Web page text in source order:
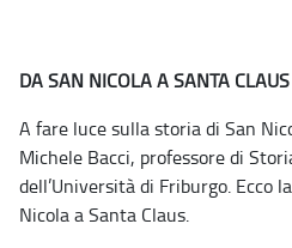
DA SAN NICOLA A SANTA CLAUS
A fare luce sulla storia di San
Michele Bacci, professore di
dell’Università di Friburgo. Ecco
Nicola a Santa Claus.